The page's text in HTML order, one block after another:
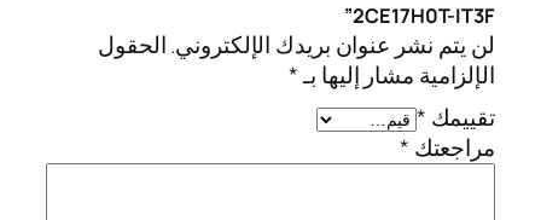
2CE17H0T-IT3F”
لن يتم نشر عنوان بريدك الإلكتروني.الحقول
الإلزامية مشار إليها بـ*
تقييمك *
مراجعتك *